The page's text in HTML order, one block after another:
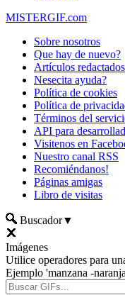
MISTERGIF.com
Sobre nosotros
Que hay de nuevo?
Artículos redactados
Nesecita ayuda?
Política de cookies
Política de
Términos del
API para
Visitenos en
Nuestro canal RSS
Recomiéndanos!
Páginas amigas
Libro de visitas
Buscador▼
Imágenes
Utilice operadores para
Ejemplo 'manzana -